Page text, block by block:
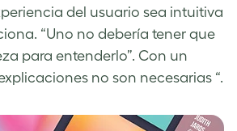
del usuario sea intuitiva
“Uno no debería tener que
para entenderlo”. Con un
no son necesarias “.